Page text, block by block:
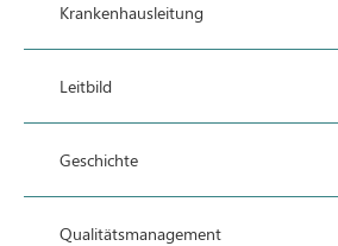
Krankenhausleitung
Leitbild
Geschichte
Qualitätsmanagement